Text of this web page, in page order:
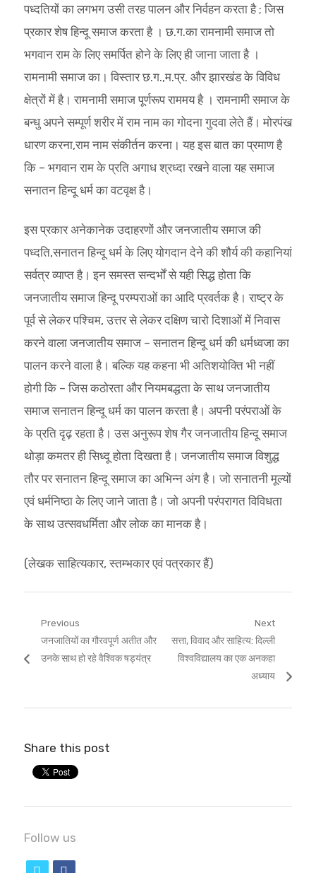
पध्दतियों का लगभग उसी तरह पालन और निर्वहन करता है ; जिस
प्रकार शेष हिन्दू समाज करता है । छ.ग.का रामनामी समाज तो
भगवान राम के लिए समर्पित होने के लिए ही जाना जाता है ।
रामनामी समाज का। विस्तार छ.ग.,म.प्र. और झारखंड के विविध
क्षेत्रों में है। रामनामी समाज पूर्णरूप राममय है । रामनामी समाज के
बन्धु अपने सम्पूर्ण शरीर में राम नाम का गोदना गुदवा लेते हैं। मोरपंख
धारण करना,राम नाम संकीर्तन करना। यह इस बात का प्रमाण है
कि – भगवान राम के प्रति अगाध श्रध्दा रखने वाला यह समाज
सनातन हिन्दू धर्म का वटवृक्ष है।
इस प्रकार अनेकानेक उदाहरणों और जनजातीय समाज की
पध्दति,सनातन हिन्दू धर्म के लिए योगदान देने की शौर्य की कहानियां
सर्वत्र व्याप्त है। इन समस्त सन्दर्भों से यही सिद्ध होता कि
जनजातीय समाज हिन्दू परम्पराओं का आदि प्रवर्तक है। राष्ट्र के
पूर्व से लेकर पश्चिम, उत्तर से लेकर दक्षिण चारो दिशाओं में निवास
करने वाला जनजातीय समाज – सनातन हिन्दू धर्म की धर्मध्वजा का
पालन करने वाला है। बल्कि यह कहना भी अतिशयोक्ति भी नहीं
होगी कि – जिस कठोरता और नियमबद्धता के साथ जनजातीय
समाज सनातन हिन्दू धर्म का पालन करता है। अपनी परंपराओं के
के प्रति दृढ़ रहता है। उस अनुरूप शेष गैर जनजातीय हिन्दू समाज
थोड़ा कमतर ही सिध्दू होता दिखता है। जनजातीय समाज विशुद्ध
तौर पर सनातन हिन्दू समाज का अभिन्न अंग है। जो सनातनी मूल्यों
एवं धर्मनिष्ठा के लिए जाने जाता है। जो अपनी परंपरागत विविधता
के साथ उत्सवधर्मिता और लोक का मानक है।
(लेखक साहित्यकार, स्तम्भकार एवं पत्रकार हैं)
Post
navigation
Previous
Previous
post:
जनजातियों का गौरवपूर्ण अतीत और
उनके साथ हो रहे वैश्विक षड्यंत्र
Next
Next
post:
सत्ता, विवाद और साहित्य: दिल्ली
विश्वविद्यालय का एक अनकहा
अध्याय
Share this post
Follow us